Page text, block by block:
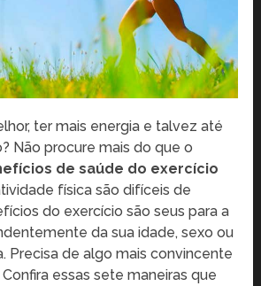
ter mais energia e talvez até
Não procure mais do que o
de saúde do exercício
física são difíceis de
do exercício são seus para a
da sua idade, sexo ou
Precisa de algo mais convincente
essas sete maneiras que